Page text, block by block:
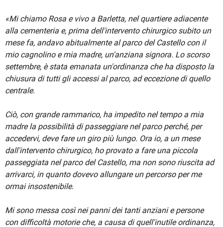
«Mi chiamo Rosa e vivo a Barletta, nel quartiere adiacente
alla cementeria e, prima dell'intervento chirurgico subito un
mese fa, andavo abitualmente al parco del Castello con il
mio cagnolino e mia madre, un'anziana signora. Lo scorso
settembre, è stata emanata un'ordinanza che ha disposto la
chiusura di tutti gli accessi al parco, ad eccezione di quello
centrale.
Ciò, con grande rammarico, ha impedito nel tempo a mia
madre la possibilità di passeggiare nel parco perché, per
accedervi, deve fare un giro più lungo. Ora io, a un mese
dall'intervento chirurgico, ho provato a fare una piccola
passeggiata nel parco del Castello, ma non sono riuscita ad
arrivarci, in quanto dovevo allungare un percorso per me
ormai insostenibile.
Mi sono messa così nei panni dei tanti anziani e persone
con difficoltà motorie che, a causa di quell'inutile ordinanza,